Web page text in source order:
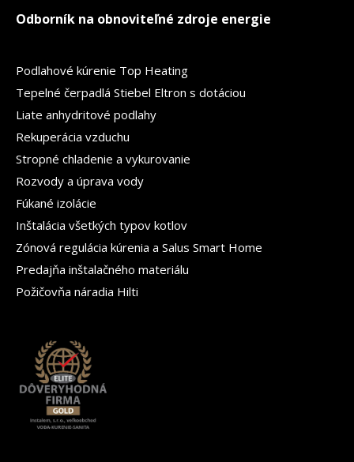
Odborník na obnoviteľné zdroje energie
Podlahové kúrenie Top Heating
Tepelné čerpadlá Stiebel Eltron s dotáciou
Liate anhydritové podlahy
Rekuperácia vzduchu
Stropné chladenie a vykurovanie
Rozvody a úprava vody
Fúkané izolácie
Inštalácia všetkých typov kotlov
Zónová regulácia kúrenia a Salus Smart Home
Predajňa inštalačného materiálu
Požičovňa náradia Hilti